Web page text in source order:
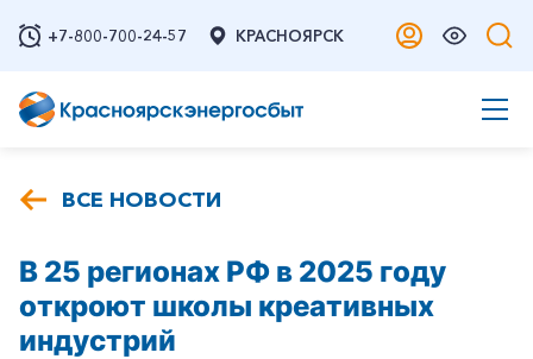
+7-800-700-24-57 КРАСНОЯРСК
ВСЕ НОВОСТИ
В 25 регионах РФ в 2025 году
откроют школы креативных
индустрий